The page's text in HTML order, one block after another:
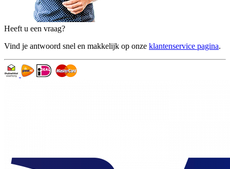
Heeft u een vraag?
Vind je antwoord snel en makkelijk op onze klantenservice pagina.